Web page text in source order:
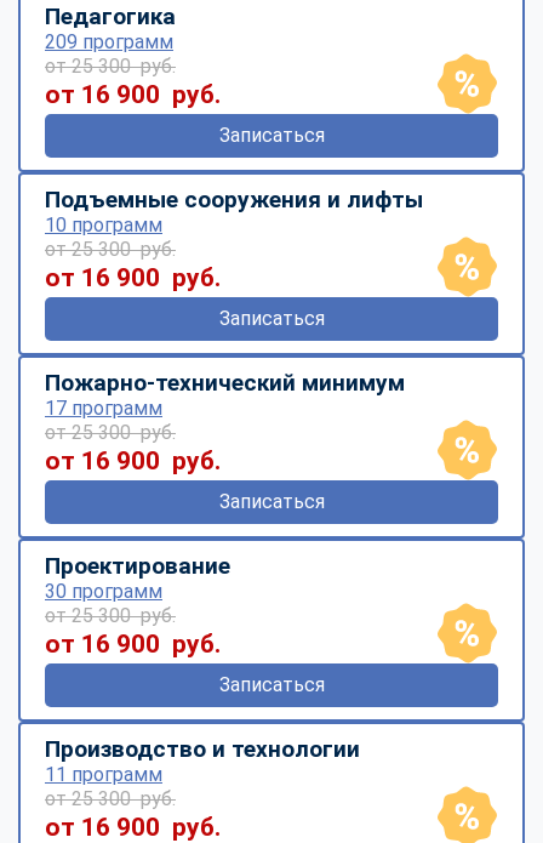
Педагогика
209 программ
от 25 300 руб.
от 16 900 руб.
Записаться
Подъемные сооружения и лифты
10 программ
от 25 300 руб.
от 16 900 руб.
Записаться
Пожарно-технический минимум
17 программ
от 25 300 руб.
от 16 900 руб.
Записаться
Проектирование
30 программ
от 25 300 руб.
от 16 900 руб.
Записаться
Производство и технологии
11 программ
от 25 300 руб.
от 16 900 руб.